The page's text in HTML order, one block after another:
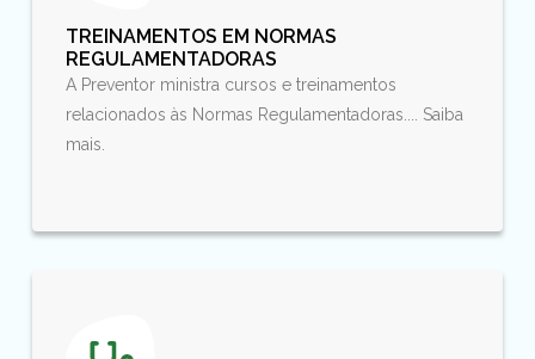
TREINAMENTOS EM NORMAS
REGULAMENTADORAS
A Preventor ministra cursos e treinamentos
relacionados às Normas Regulamentadoras.... Saiba
mais.